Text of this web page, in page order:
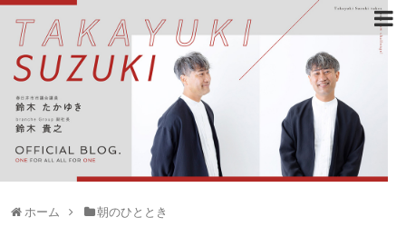
ホーム 朝のひととき